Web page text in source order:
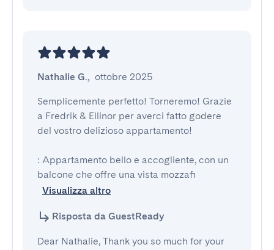
Nathalie G., ottobre 2025
Semplicemente perfetto! Torneremo! Grazie
a Fredrik & Ellinor per averci fatto godere
del vostro delizioso appartamento!
: Appartamento bello e accogliente, con un
balcone che offre una vista mozzafi
Visualizza altro
Risposta da GuestReady
Dear Nathalie, Thank you so much for your